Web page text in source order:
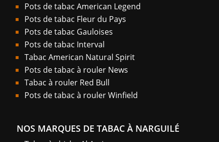
Pots de tabac American Legend
Pots de tabac Fleur du Pays
Pots de tabac Gauloises
Pots de tabac Interval
Tabac American Natural Spirit
Pots de tabac à rouler News
Tabac à rouler Red Bull
Pots de tabac à rouler Winfield
NOS MARQUES DE TABAC À NARGUILÉ